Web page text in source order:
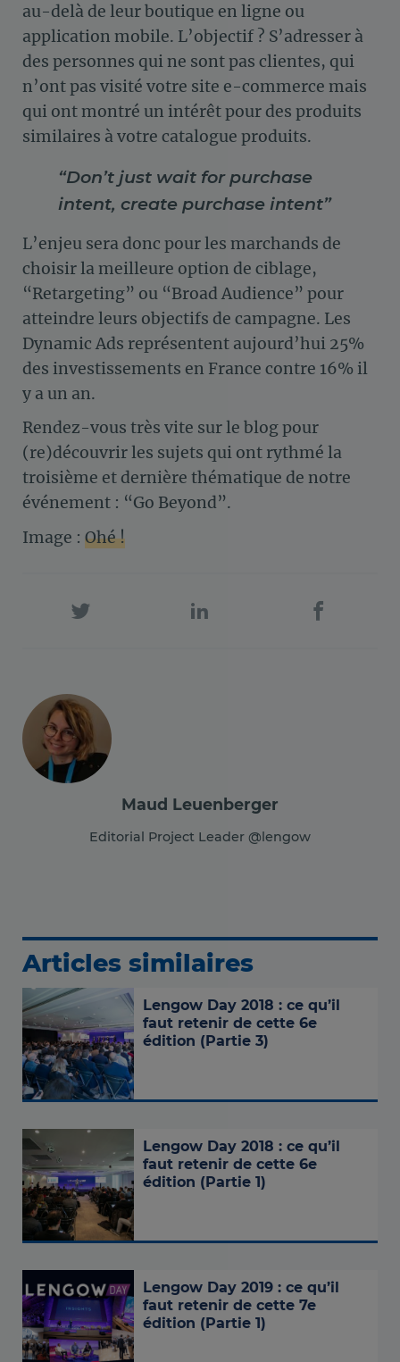
au-delà de leur boutique en ligne ou
application mobile. L’objectif ? S’adresser à
des personnes qui ne sont pas clientes, qui
n’ont pas visité votre site e-commerce mais
qui ont montré un intérêt pour des produits
similaires à votre catalogue produits.
“Don’t just wait for purchase
intent, create purchase intent”
L’enjeu sera donc pour les marchands de
choisir la meilleure option de ciblage,
“Retargeting” ou “Broad Audience” pour
atteindre leurs objectifs de campagne. Les
Dynamic Ads représentent aujourd’hui 25%
des investissements en France contre 16% il
y a un an.
Rendez-vous très vite sur le blog pour
(re)découvrir les sujets qui ont rythmé la
troisième et dernière thématique de notre
événement : “Go Beyond”.
Image : Ohé !
Maud Leuenberger
Editorial Project Leader @lengow
Articles similaires
Lengow Day 2018 : ce qu’il
faut retenir de cette 6e
édition (Partie 3)
Lengow Day 2018 : ce qu’il
faut retenir de cette 6e
édition (Partie 1)
Lengow Day 2019 : ce qu’il
faut retenir de cette 7e
édition (Partie 1)